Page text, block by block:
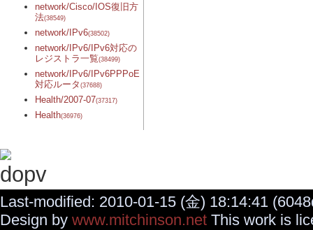
network/Cisco/IOS復旧方
法(38549)
network/IPv6(38502)
network/IPv6/IPv6対応の
レジストラ一覧(38499)
network/IPv6/IPv6PPPoE
対応ルータ (37688)
Health/2007-07(37317)
Health(36976)
Last-modified: 2010-01-15 (金) 18:14:41
Design by www.mitchinson.net This work is